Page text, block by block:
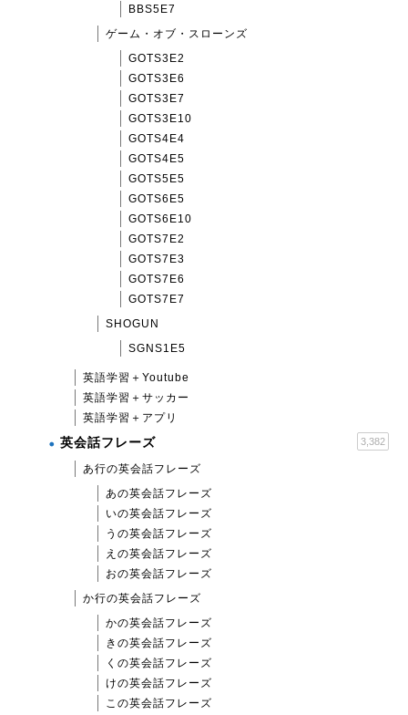
BBS5E7
ゲーム・オブ・スローンズ
GOTS3E2
GOTS3E6
GOTS3E7
GOTS3E10
GOTS4E4
GOTS4E5
GOTS5E5
GOTS6E5
GOTS6E10
GOTS7E2
GOTS7E3
GOTS7E6
GOTS7E7
SHOGUN
SGNS1E5
英語学習＋Youtube
英語学習＋サッカー
英語学習＋アプリ
英会話フレーズ 3,382
あ行の英会話フレーズ
あの英会話フレーズ
いの英会話フレーズ
うの英会話フレーズ
えの英会話フレーズ
おの英会話フレーズ
か行の英会話フレーズ
かの英会話フレーズ
きの英会話フレーズ
くの英会話フレーズ
けの英会話フレーズ
この英会話フレーズ